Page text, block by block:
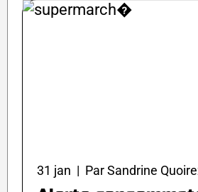
31 jan | Par Sandrine